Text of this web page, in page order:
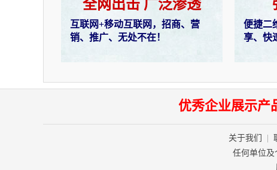
全网出击 广泛渗透
互联网+移动互联网，招商、营
销、推广、无处不在！
便捷二
享、快
优秀企业展示产
关于我们
任何单位